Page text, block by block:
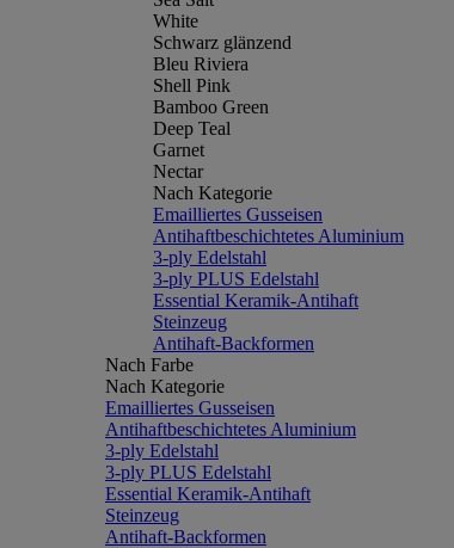
White
Schwarz glänzend
Bleu Riviera
Shell Pink
Bamboo Green
Deep Teal
Garnet
Nectar
Nach Kategorie
Emailliertes Gusseisen
Antihaftbeschichtetes Aluminium
3-ply Edelstahl
3-ply PLUS Edelstahl
Essential Keramik-Antihaft
Steinzeug
Antihaft-Backformen
Nach Farbe
Nach Kategorie
Emailliertes Gusseisen
Antihaftbeschichtetes Aluminium
3-ply Edelstahl
3-ply PLUS Edelstahl
Essential Keramik-Antihaft
Steinzeug
Antihaft-Backformen